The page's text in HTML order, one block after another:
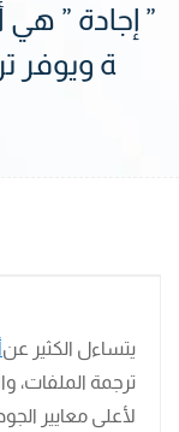
” إجادة ”
ة ويوفر
يتساءل الكثير عن
ترجمة الملفات،
لأعلى معايير